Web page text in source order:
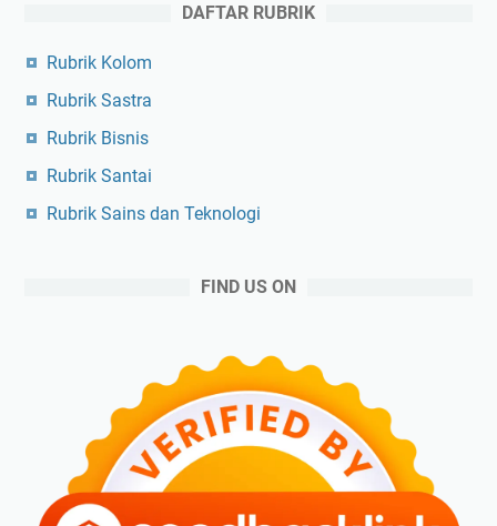
DAFTAR RUBRIK
Rubrik Kolom
Rubrik Sastra
Rubrik Bisnis
Rubrik Santai
Rubrik Sains dan Teknologi
FIND US ON